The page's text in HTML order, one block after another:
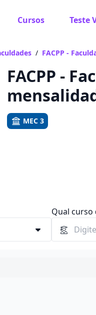
Cursos Teste
Vamos te guiar no
/ FACPP -
FACPP -
MEC 3
Qual curso